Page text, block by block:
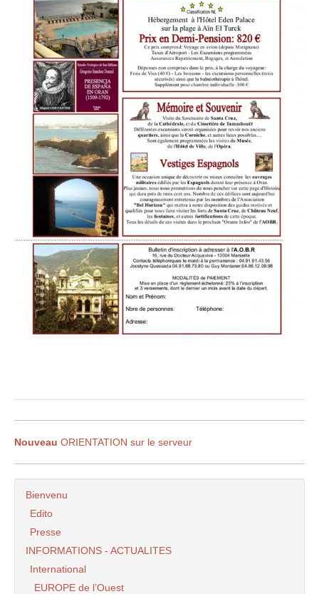
Nouveau ORIENTATION sur le serveur
Bienvenu
Edito
Presse
INFORMATIONS - ACTUALITES
International
EUROPE de l’Ouest